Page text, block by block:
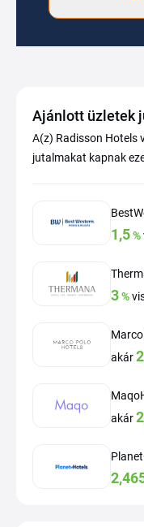
Ajánlott üzletek
A(z) Radisson Hotels
jutalmakat kapnak
1,5%
3%
akár
akár